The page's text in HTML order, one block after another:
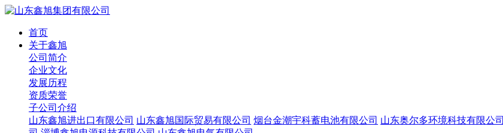
首页
关于鑫旭
公司简介
企业文化
发展历程
资质荣誉
子公司介绍
山东鑫旭进出口有限公司 山东鑫旭国际贸易有限公司 烟台金潮宇科蓄电池有限公司 山东奥尔多环境科技有限公司